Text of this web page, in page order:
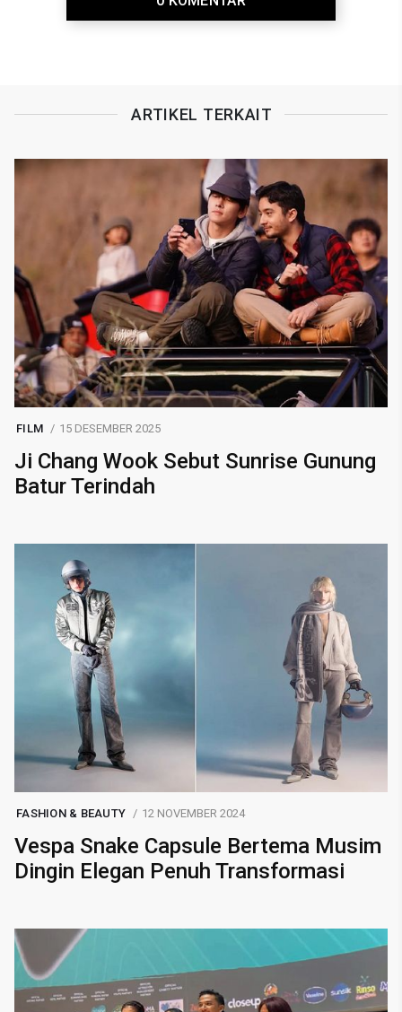
ARTIKEL TERKAIT
FILM 15 DESEMBER 2025
Ji Chang Wook Sebut Sunrise Gunung
Batur Terindah
FASHION & BEAUTY 12 NOVEMBER 2024
Vespa Snake Capsule Bertema Musim
Dingin Elegan Penuh Transformasi